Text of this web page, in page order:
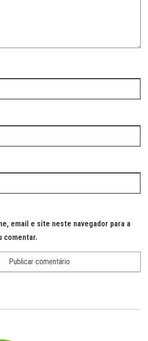
email e site neste navegador para a
comentar.